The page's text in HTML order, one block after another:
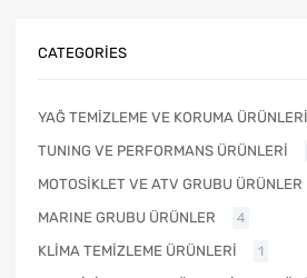
CATEGORIES
YAĞ TEMİZLEME VE KORUMA ÜRÜNLERİ
TUNING VE PERFORMANS ÜRÜNLERİ
MOTOSİKLET VE ATV GRUBU ÜRÜNLER
MARINE GRUBU ÜRÜNLER 4
KLİMA TEMİZLEME ÜRÜNLERİ 1